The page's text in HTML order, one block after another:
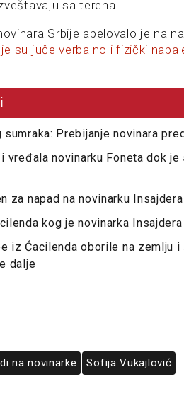
sa terena.
Srbije apelovalo je na
su juče verbalno i fizički
Prebijanje novinara
i vređala novinarku Foneta dok
za napad na novinarku
kog je novinarka
iz Ćacilenda oborile na zemlju i
dalje
na novinarke Sofija Vukajlović